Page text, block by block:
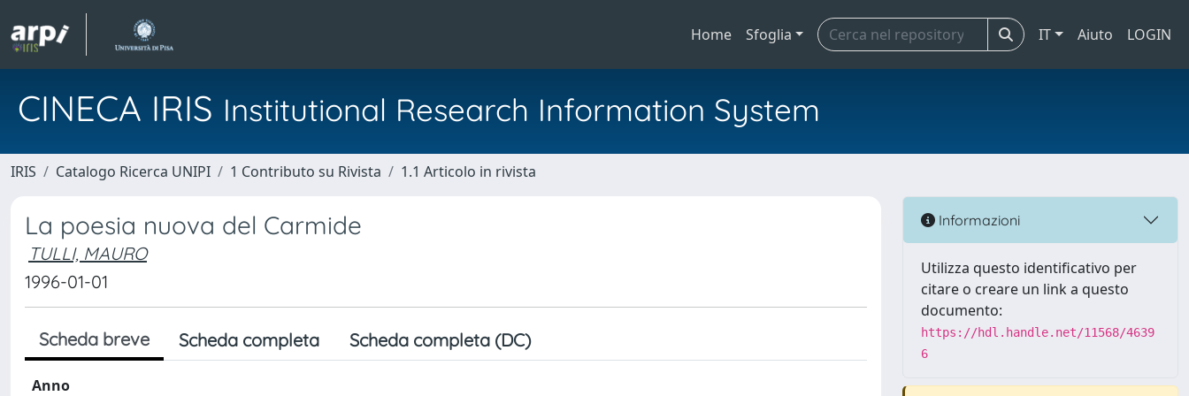
Home Sfoglia IT Aiuto LOGIN
CINECA IRIS Institutional Research Information System
IRIS Catalogo Ricerca UNIPI 1 Contributo su Rivista 1.1 Articolo in rivista
La poesia nuova del Carmide
TULLI, MAURO
1996-01-01
Scheda breve Scheda completa Scheda completa (DC)
Anno
Informazioni
Utilizza questo identificativo per
citare o creare un link a questo
documento:
https://hdl.handle.net/11568/4639
6